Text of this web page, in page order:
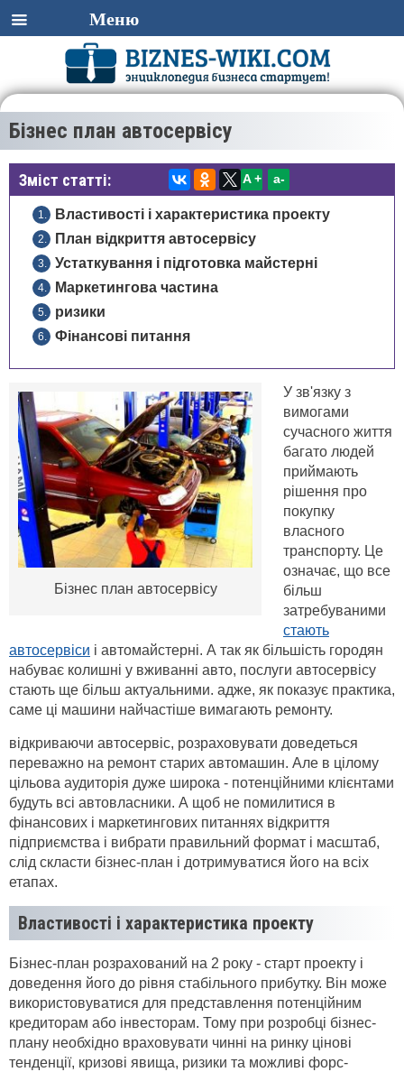
Бізнес план автосервісу
Зміст статті:
Властивості і характеристика проекту
План відкриття автосервісу
Устаткування і підготовка майстерні
Маркетингова частина
ризики
Фінансові питання
A + а-
Бізнес план автосервісу
У зв'язку з
вимогами
сучасного життя
багато людей
приймають
рішення про
покупку
власного
транспорту. Це
означає, що все
більш
затребуваними
стають
автосервіси і автомайстерні. А так як більшість городян
набуває колишні у вживанні авто, послуги автосервісу
стають ще більш актуальними. адже, як показує практика,
саме ці машини найчастіше вимагають ремонту.
відкриваючи автосервіс, розраховувати доведеться
переважно на ремонт старих автомашин. Але в цілому
цільова аудиторія дуже широка - потенційними клієнтами
будуть всі автовласники. А щоб не помилитися в
фінансових і маркетингових питаннях відкриття
підприємства і вибрати правильний формат і масштаб,
слід скласти бізнес-план і дотримуватися його на всіх
етапах.
Властивості і характеристика проекту
Бізнес-план розрахований на 2 року - старт проекту і
доведення його до рівня стабільного прибутку. Він може
використовуватися для представлення потенційним
кредиторам або інвесторам. Тому при розробці бізнес-
плану необхідно враховувати чинні на ринку цінові
тенденції, кризові явища, ризики та можливі форс-
Меню